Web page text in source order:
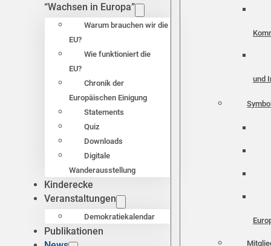
“Wachsen in Europa”
Warum brauchen wir die
EU?
Wie funktioniert die
EU?
Chronik der
Europäischen Einigung
Statements
Quiz
Downloads
Digitale
Wanderausstellung
Kinderecke
Veranstaltungen
Demokratiekalendar
Publikationen
und